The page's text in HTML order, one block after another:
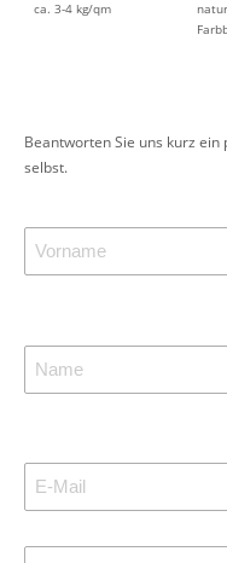
ca. 3-4 kg/qm
Beantworten Sie uns kurz ein
selbst.